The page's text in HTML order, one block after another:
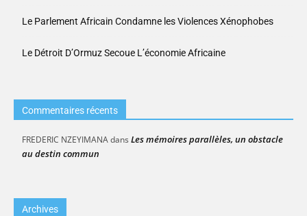
Le Parlement Africain Condamne les Violences Xénophobes
Le Détroit D’Ormuz Secoue L’économie Africaine
Commentaires récents
FREDERIC NZEYIMANAdans Les mémoires parallèles, un obstacle
au destin commun
Archives